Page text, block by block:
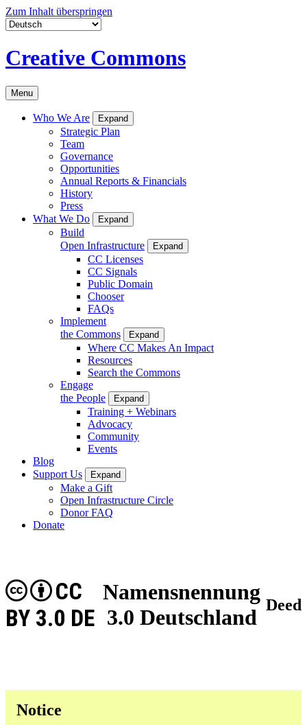
Zum Inhalt überspringen
Creative Commons
Menu
Who We Are Expand
Strategic Plan
Team
Governance
Opportunities
Annual Reports & Financials
History
Press
What We Do
Expand
Build
Open Infrastructure
Expand
CC Licenses
CC Signals
Public Domain
Chooser
FAQs
Implement
the Commons
Expand
Where CC Makes An Impact
Resources
Search the Commons
Engage
the People
Expand
Training + Webinars
Advocacy
Community
Events
Blog
Support Us
Expand
Make a Gift
Open Infrastructure Circle
Donor FAQ
Donate
Namensnennung
3.0 Deutschland
CC
BY 3.0 DE
Deed
Notice